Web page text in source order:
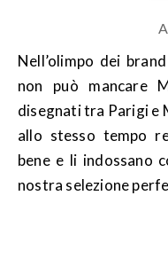
Nell’olimpo dei
non può mancare
disegnati tra Parigi e
allo stesso tempo
bene e li indossano
nostra selezione